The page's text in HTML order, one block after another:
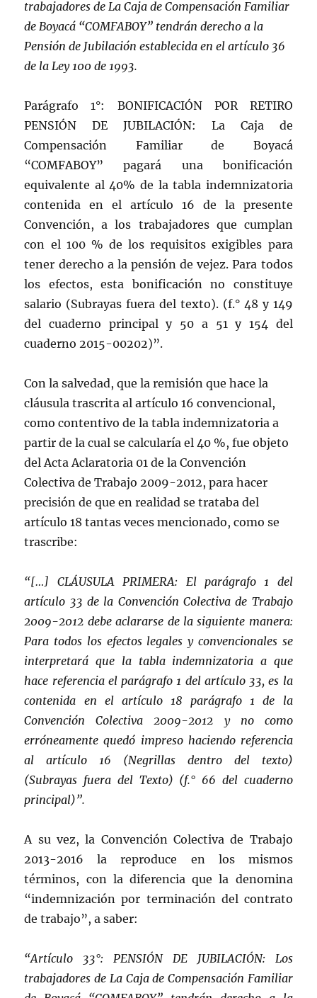
trabajadores de La Caja de Compensación Familiar
de Boyacá “COMFABOY” tendrán derecho a la
Pensión de Jubilación establecida en el artículo 36
de la Ley 100 de 1993.
Parágrafo 1°: BONIFICACIÓN POR RETIRO
PENSIÓN DE JUBILACIÓN: La Caja de
Compensación Familiar de Boyacá
“COMFABOY” pagará una bonificación
equivalente al 40% de la tabla indemnizatoria
contenida en el artículo 16 de la presente
Convención, a los trabajadores que cumplan
con el 100 % de los requisitos exigibles para
tener derecho a la pensión de vejez. Para todos
los efectos, esta bonificación no constituye
salario (Subrayas fuera del texto). (f.° 48 y 149
del cuaderno principal y 50 a 51 y 154 del
cuaderno 2015-00202)”.
Con la salvedad, que la remisión que hace la
cláusula trascrita al artículo 16 convencional,
como contentivo de la tabla indemnizatoria a
partir de la cual se calcularía el 40 %, fue objeto
del Acta Aclaratoria 01 de la Convención
Colectiva de Trabajo 2009-2012, para hacer
precisión de que en realidad se trataba del
artículo 18 tantas veces mencionado, como se
trascribe:
“[…] CLÁUSULA PRIMERA: El parágrafo 1 del
artículo 33 de la Convención Colectiva de Trabajo
2009-2012 debe aclararse de la siguiente manera:
Para todos los efectos legales y convencionales se
interpretará que la tabla indemnizatoria a que
hace referencia el parágrafo 1 del artículo 33, es la
contenida en el artículo 18 parágrafo 1 de la
Convención Colectiva 2009-2012 y no como
erróneamente quedó impreso haciendo referencia
al artículo 16 (Negrillas dentro del texto)
(Subrayas fuera del Texto) (f.° 66 del cuaderno
principal)”.
A su vez, la Convención Colectiva de Trabajo
2013-2016 la reproduce en los mismos
términos, con la diferencia que la denomina
“indemnización por terminación del contrato
de trabajo”, a saber:
“Artículo 33°: PENSIÓN DE JUBILACIÓN: Los
trabajadores de La Caja de Compensación Familiar